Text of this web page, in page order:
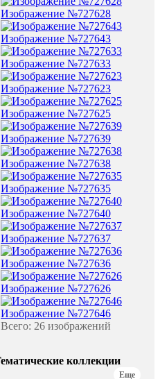
Изображение №727628
Изображение №727643
Изображение №727633
Изображение №727623
Изображение №727625
Изображение №727639
Изображение №727638
Изображение №727635
Изображение №727640
Изображение №727637
Изображение №727636
Изображение №727626
Изображение №727646
Всего: 26 изображений
коллекции
Еще